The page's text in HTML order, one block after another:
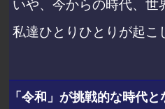
いや、今からの時代、世
私達ひとりひとりが起こ
「令和」が挑戦的な時代